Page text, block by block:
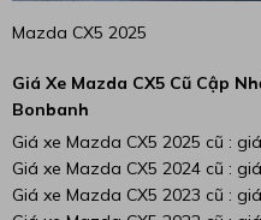
Mazda CX5 2025
Giá Xe Mazda CX5 Cũ Cập
Bonbanh
Giá xe Mazda CX5 2025 cũ :
Giá xe Mazda CX5 2024 cũ :
Giá xe Mazda CX5 2023 cũ :